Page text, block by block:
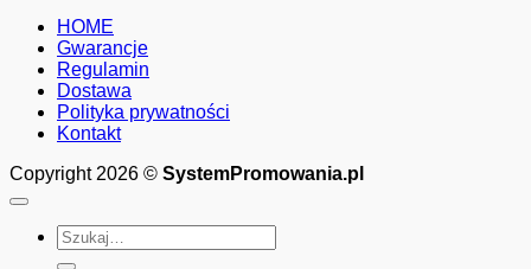
HOME
Gwarancje
Regulamin
Dostawa
Polityka prywatności
Kontakt
Copyright 2026 © SystemPromowania.pl
Szukaj: